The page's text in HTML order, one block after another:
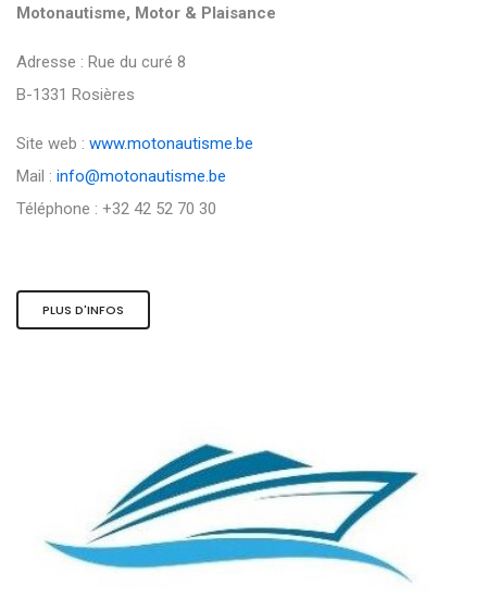
Motonautisme, Motor & Plaisance
Adresse : Rue du curé 8
B-1331 Rosières
Site web : www.motonautisme.be
Mail : info@motonautisme.be
Téléphone : +32 42 52 70 30
PLUS D'INFOS